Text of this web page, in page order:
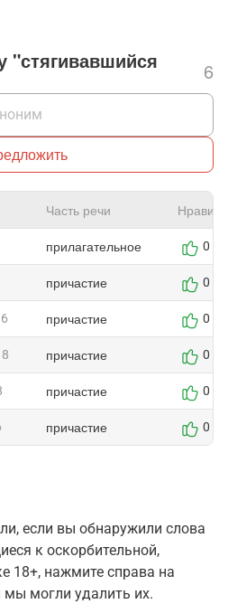
6
Часть речи
прилагательное 0
причастие 0
причастие 0
8 причастие 0
причастие 0
причастие 0
если вы обнаружили слова
к оскорбительной,
18+, нажмите справа на
могли удалить их.